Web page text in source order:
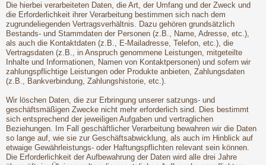
Die hierbei verarbeiteten Daten, die Art, der Umfang und der Zweck und
die Erforderlichkeit ihrer Verarbeitung bestimmen sich nach dem
zugrundeliegenden Vertragsverhältnis. Dazu gehören grundsätzlich
Bestands- und Stammdaten der Personen (z.B., Name, Adresse, etc.),
als auch die Kontaktdaten (z.B., E-Mailadresse, Telefon, etc.), die
Vertragsdaten (z.B., in Anspruch genommene Leistungen, mitgeteilte
Inhalte und Informationen, Namen von Kontaktpersonen) und sofern wir
zahlungspflichtige Leistungen oder Produkte anbieten, Zahlungsdaten
(z.B., Bankverbindung, Zahlungshistorie, etc.).
Wir löschen Daten, die zur Erbringung unserer satzungs- und
geschäftsmäßigen Zwecke nicht mehr erforderlich sind. Dies bestimmt
sich entsprechend der jeweiligen Aufgaben und vertraglichen
Beziehungen. Im Fall geschäftlicher Verarbeitung bewahren wir die Daten
so lange auf, wie sie zur Geschäftsabwicklung, als auch im Hinblick auf
etwaige Gewährleistungs- oder Haftungspflichten relevant sein können.
Die Erforderlichkeit der Aufbewahrung der Daten wird alle drei Jahre